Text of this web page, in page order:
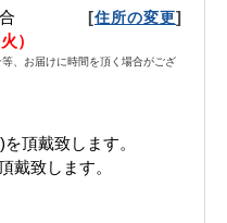
[住所の変更]
）
、お届けに時間を頂く場合がござ
を頂戴致します。
戴致します。